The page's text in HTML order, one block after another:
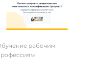
рабочим